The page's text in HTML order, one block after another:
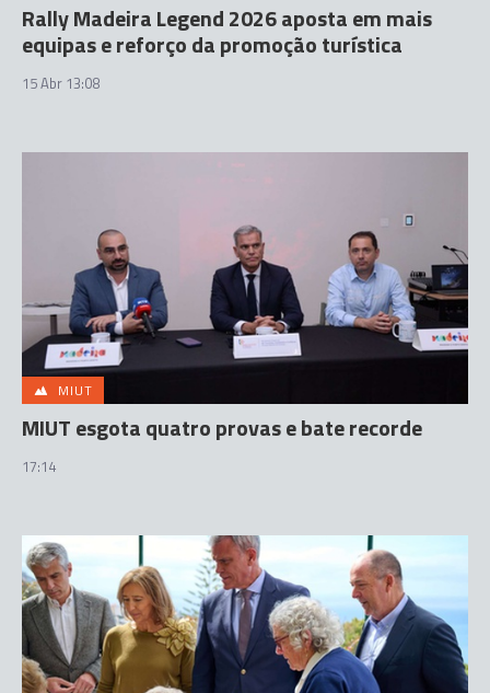
Rally Madeira Legend 2026 aposta em mais
equipas e reforço da promoção turística
15 Abr 13:08
MIUT
MIUT esgota quatro provas e bate recorde
17:14